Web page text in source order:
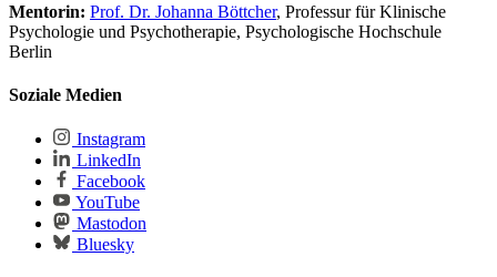
Mentorin: Prof. Dr. Johanna Böttcher, Professur für Klinische
Psychologie und Psychotherapie, Psychologische Hochschule
Berlin
Soziale Medien
Instagram
LinkedIn
Facebook
YouTube
Mastodon
Bluesky